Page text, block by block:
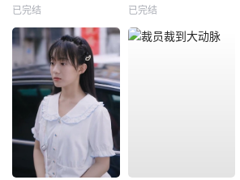
已完结 已完结